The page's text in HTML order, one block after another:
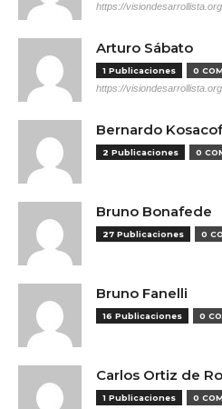
https://
Arturo Sábato
1 Publicaciones 0
https://visiondesarrollista.org
Bernardo
2 Publicaciones 0
Bruno Bonafede
27 Publicaciones 0
Bruno Fanelli
16 Publicaciones 0
Carlos Ortiz de
1 Publicaciones 0